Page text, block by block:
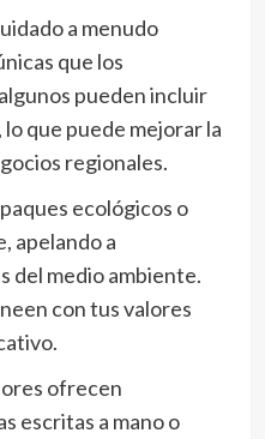
a menudo
que los
pueden incluir
que puede mejorar la
regionales.
ecológicos o
apelando a
del medio ambiente.
con tus valores
ofrecen
escritas a mano o